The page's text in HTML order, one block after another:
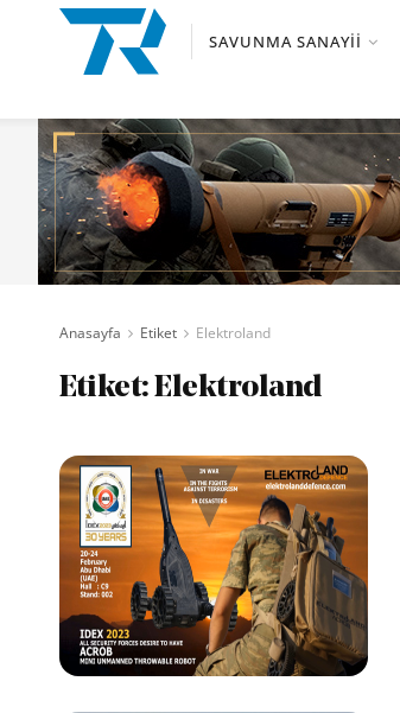
SAVUNMA SANAYII
Anasayfa Etiket Elektroland
Etiket:Elektroland